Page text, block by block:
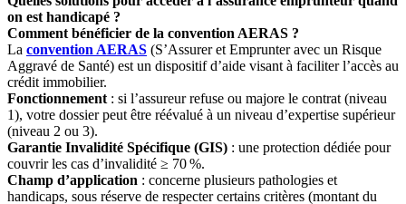
on est handicapé ?
Comment bénéficier de la convention AERAS ?
La convention AERAS (S’Assurer et Emprunter avec un Risque
Aggravé de Santé) est un dispositif d’aide visant à faciliter l’accès au
crédit immobilier.
Fonctionnement : si l’assureur refuse ou majore le contrat (niveau
1), votre dossier peut être réévalué à un niveau d’expertise supérieur
(niveau 2 ou 3).
Garantie Invalidité Spécifique (GIS) : une protection dédiée pour
couvrir les cas d’invalidité ≥ 70 %.
Champ d’application : concerne plusieurs pathologies et
handicaps, sous réserve de respecter certains critères (montant du